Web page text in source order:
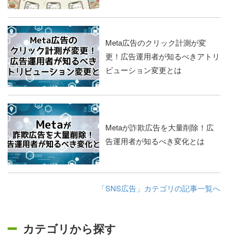
Meta広告のクリック計測が変
更！広告運用者が知るべきアトリ
ビューション変更とは
Metaが詐欺広告を大量削除！広
告運用者が知るべき変化とは
「SNS広告」カテゴリの記事一覧へ
カテゴリから探す